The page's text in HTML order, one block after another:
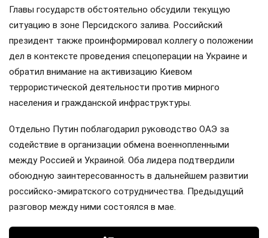
Главы государств обстоятельно обсудили текущую
ситуацию в зоне Персидского залива. Российский
президент также проинформировал коллегу о положении
дел в контексте проведения спецоперации на Украине и
обратил внимание на активизацию Киевом
террористической деятельности против мирного
населения и гражданской инфраструктуры.
Отдельно Путин поблагодарил руководство ОАЭ за
содействие в организации обмена военнопленными
между Россией и Украиной. Оба лидера подтвердили
обоюдную заинтересованность в дальнейшем развитии
российско-эмиратского сотрудничества. Предыдущий
разговор между ними состоялся в мае.